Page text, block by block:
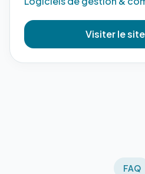
Visiter le
FAQ